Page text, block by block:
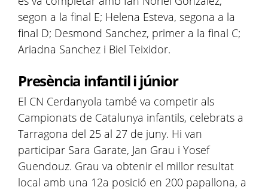
segon a la final E; Helena Esteva, segona a la
final D; Desmond Sanchez, primer a la final C;
Ariadna Sanchez i Biel Teixidor.
Presència infantil i júnior
El CN Cerdanyola també va competir als
Campionats de Catalunya infantils, celebrats a
Tarragona del 25 al 27 de juny. Hi van
participar Sara Garate, Jan Grau i Yosef
Guendouz. Grau va obtenir el millor resultat
local amb una 12a posició en 200 papallona, a